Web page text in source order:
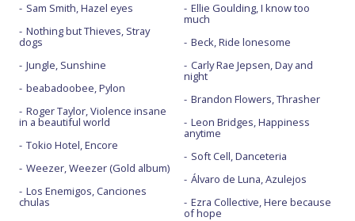
Sam Smith, Hazel eyes
Nothing but Thieves, Stray
dogs
Jungle, Sunshine
beabadoobee, Pylon
Roger Taylor, Violence insane
in a beautiful world
Tokio Hotel, Encore
Weezer, Weezer (Gold album)
Los Enemigos, Canciones
chulas
Ellie Goulding, I know too
much
Beck, Ride lonesome
Carly Rae Jepsen, Day and
night
Brandon Flowers, Thrasher
Leon Bridges, Happiness
anytime
Soft Cell, Danceteria
Álvaro de Luna, Azulejos
Ezra Collective, Here because
of hope